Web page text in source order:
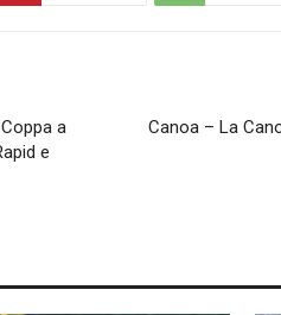
a
e
Canoa – La